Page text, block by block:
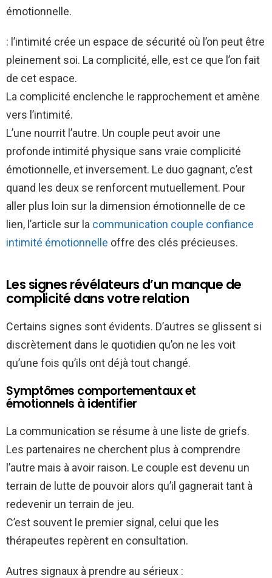
émotionnelle.
: l’intimité crée un espace de sécurité où l’on peut être
pleinement soi. La complicité, elle, est ce que l’on fait
de cet espace.
La complicité enclenche le rapprochement et amène
vers l’intimité.
L’une nourrit l’autre. Un couple peut avoir une
profonde intimité physique sans vraie complicité
émotionnelle, et inversement. Le duo gagnant, c’est
quand les deux se renforcent mutuellement. Pour
aller plus loin sur la dimension émotionnelle de ce
lien, l’article sur la communication couple confiance
intimité émotionnelle offre des clés précieuses.
Les signes révélateurs d’un manque de
complicité dans votre relation
Certains signes sont évidents. D’autres se glissent si
discrètement dans le quotidien qu’on ne les voit
qu’une fois qu’ils ont déjà tout changé.
Symptômes comportementaux et
émotionnels à identifier
La communication se résume à une liste de griefs.
Les partenaires ne cherchent plus à comprendre
l’autre mais à avoir raison. Le couple est devenu un
terrain de lutte de pouvoir alors qu’il gagnerait tant à
redevenir un terrain de jeu.
C’est souvent le premier signal, celui que les
thérapeutes repèrent en consultation.
Autres signaux à prendre au sérieux :